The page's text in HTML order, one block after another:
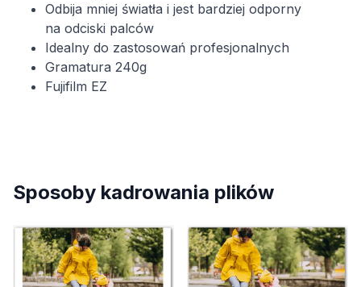
Odbija mniej światła i jest bardziej odporny
na odciski palców
Idealny do zastosowań profesjonalnych
Gramatura 240g
Fujifilm EZ
Sposoby kadrowania plików